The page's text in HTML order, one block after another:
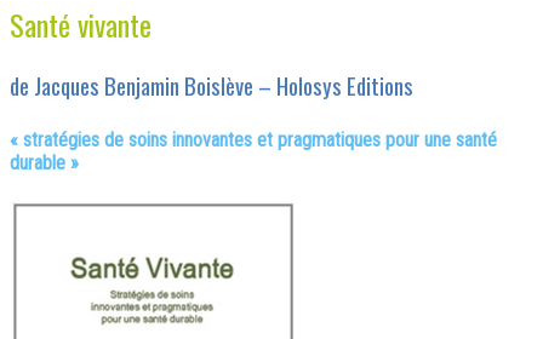
Santé vivante
de Jacques Benjamin Boislève – Holosys Editions
« stratégies de soins innovantes et pragmatiques pour une santé
durable »